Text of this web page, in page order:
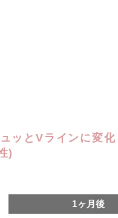
ッとVラインに変化
)
1ヶ月後